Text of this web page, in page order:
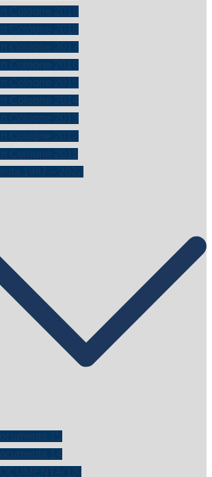
Cologne 2019
Cologne 2018
Cologne 2017
Cologne 2016
Cologne 2015
Cologne 2014
Cologne 2013
Cologne 2012
Cologne 2011
1987 – 2022
15
14